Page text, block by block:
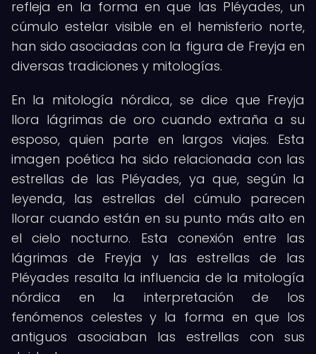
refleja en la forma en que las Pléyades, un
cúmulo estelar visible en el hemisferio norte,
han sido asociadas con la figura de Freyja en
diversas tradiciones y mitologías.
En la mitología nórdica, se dice que Freyja
llora lágrimas de oro cuando extraña a su
esposo, quien parte en largos viajes. Esta
imagen poética ha sido relacionada con las
estrellas de las Pléyades, ya que, según la
leyenda, las estrellas del cúmulo parecen
llorar cuando están en su punto más alto en
el cielo nocturno. Esta conexión entre las
lágrimas de Freyja y las estrellas de las
Pléyades resalta la influencia de la mitología
nórdica en la interpretación de los
fenómenos celestes y la forma en que los
antiguos asociaban las estrellas con sus